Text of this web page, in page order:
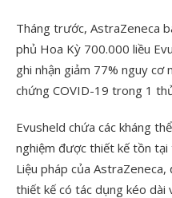
Tháng trước, AstraZeneca
phủ Hoa Kỳ 700.000 liều
ghi nhận giảm 77% nguy
chứng COVID-19 trong 1
Evusheld chứa các kháng
nghiệm được thiết kế tồn
Liệu pháp của
thiết kế có tác dụng kéo dài